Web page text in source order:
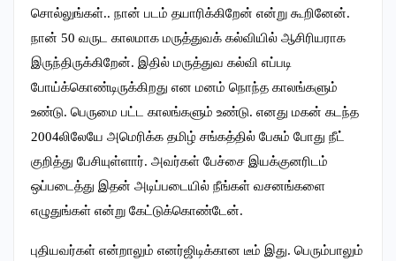
சொல்லுங்கள்.. நான் படம் தயாரிக்கிறேன் என்று கூறினேன்.
நான் 50 வருட காலமாக மருத்துவக் கல்வியில் ஆசிரியராக
இருந்திருக்கிறேன். இதில் மருத்துவ கல்வி எப்படி
போய்க்கொண்டிருக்கிறது என மனம் நொந்த காலங்களும்
உண்டு. பெருமை பட்ட காலங்களும் உண்டு. எனது மகன் கடந்த
2004லிலேயே அமெரிக்க தமிழ் சங்கத்தில் பேசும் போது நீட்
குறித்து பேசியுள்ளார். அவர்கள் பேச்சை இயக்குனரிடம்
ஒப்படைத்து இதன் அடிப்படையில் நீங்கள் வசனங்களை
எழுதுங்கள் என்று கேட்டுக்கொண்டேன்.
புதியவர்கள் என்றாலும் எனர்ஜிடிக்கான டீம் இது. பெரும்பாலும்